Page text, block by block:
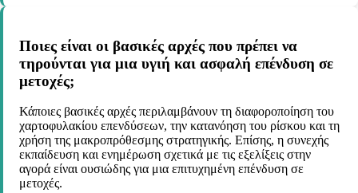
Ποιες είναι οι βασικές αρχές που πρέπει να
τηρούνται για μια υγιή και ασφαλή επένδυση σε
μετοχές;
Κάποιες βασικές αρχές περιλαμβάνουν τη διαφοροποίηση του
χαρτοφυλακίου επενδύσεων, την κατανόηση του ρίσκου και τη
χρήση της μακροπρόθεσμης στρατηγικής. Επίσης, η συνεχής
εκπαίδευση και ενημέρωση σχετικά με τις εξελίξεις στην
αγορά είναι ουσιώδης για μια επιτυχημένη επένδυση σε
μετοχές.